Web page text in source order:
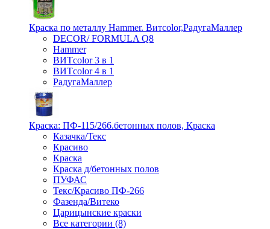
Краска по металлу Hammer. Витcolor,РадугаМаллер
DECOR/ FORMULA Q8
Hammer
ВИТcolor 3 в 1
ВИТcolor 4 в 1
РадугаМаллер
Краска: ПФ-115/266.бетонных полов, Краска
Казачка/Текс
Красиво
Краска
Краска д/бетонных полов
ПУФАС
Текс/Красиво ПФ-266
Фазенда/Витеко
Царицынские краски
Все категории (8)